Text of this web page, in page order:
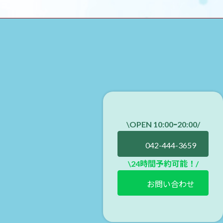
\OPEN 10:00ｰ20:00/
042-444-3659
\24時間予約可能！/
お問い合わせ